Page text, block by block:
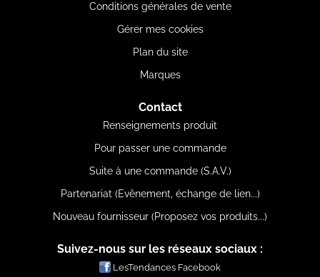
Conditions générales de vente
Gérer mes cookies
Plan du site
Marques
Contact
Renseignements produit
Pour passer une commande
Suite à une commande (S.A.V.)
Partenariat (Evênement, échange de lien...)
Nouveau fournisseur (Proposez vos produits...)
Suivez-nous sur les réseaux sociaux :
LesTendances Facebook